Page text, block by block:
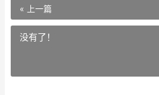
« 上一篇
没有了！